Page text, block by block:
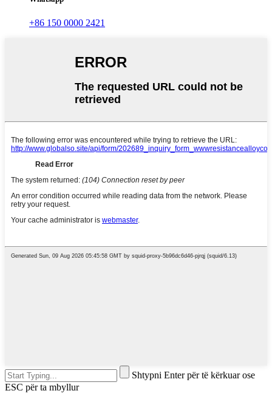
+86 150 0000 2421
Shtypni Enter për të kërkuar ose
ESC për ta mbyllur